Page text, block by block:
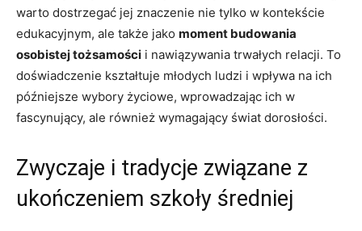
warto dostrzegać jej⁤ znaczenie nie tylko w kontekście
edukacyjnym, ale ⁤także jako moment budowania
osobistej tożsamości i nawiązywania ⁢trwałych relacji. To
doświadczenie kształtuje młodych ludzi i wpływa​ na ich
późniejsze wybory życiowe, wprowadzając ich w
fascynujący, ale ​również wymagający świat dorosłości.
Zwyczaje‍ i tradycje związane z
ukończeniem szkoły średniej